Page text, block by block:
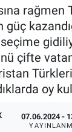
rağmen
güç
çifte
oy
07.06.2024 -